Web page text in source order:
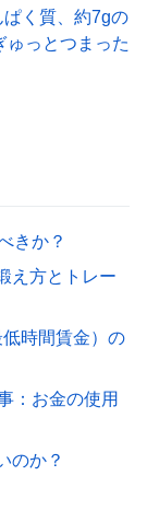
く質、約7gの
ゅっとつまった
きか？
え方とトレー
時間賃金）の
：お金の使用
のか？